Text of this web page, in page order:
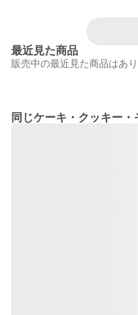
最近見た商品
販売中の最近見た商品はあり
同じケーキ・クッキー